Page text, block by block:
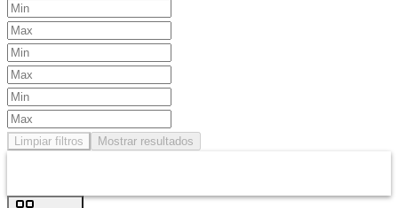
Limpiar filtros Mostrar resultados